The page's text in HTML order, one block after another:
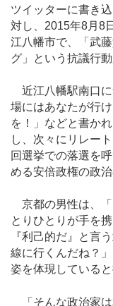
ツイッターに書き
対し、2015年8月8
江八幡市で、「武
グ」という抗議行動
近江八幡駅南口に
場にはあなたが行
を！」などと書か
し、次々にリレー
回選挙での落選を
める安倍政権の政
京都の男性は、「
とりひとりが手を
『利己的だ』と言
線に行くんだね？
姿を体現していると
「そんな政治家は